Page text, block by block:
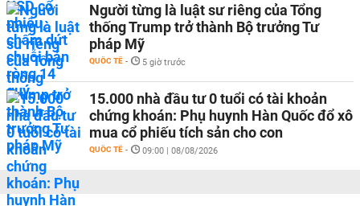
Người từng là luật sư riêng của Tổng
thống Trump trở thành Bộ trưởng Tư
pháp Mỹ
QUỐC TẾ - 5 giờ trước
15.000 nhà đầu tư 0 tuổi có tài khoản
chứng khoán: Phụ huynh Hàn Quốc đổ xô
mua cổ phiếu tích sản cho con
QUỐC TẾ - 09:00 | 08/08/2026